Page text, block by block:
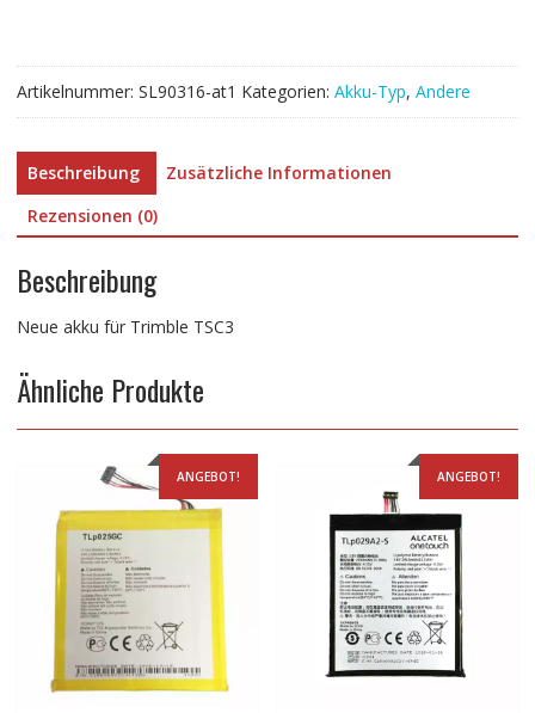
Artikelnummer: SL90316-at1 Kategorien: Akku-Typ, Andere
Beschreibung
Zusätzliche Informationen
Rezensionen (0)
Beschreibung
Neue akku für Trimble TSC3
Ähnliche Produkte
ANGEBOT! ANGEBOT!